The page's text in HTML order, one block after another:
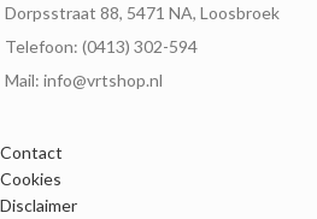
Dorpsstraat 88, 5471 NA, Loosbroek
Telefoon: (0413) 302-594
Mail: info@vrtshop.nl
Contact
Cookies
Disclaimer